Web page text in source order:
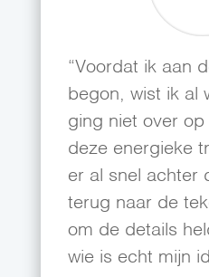
“Voordat ik aan
begon, wist ik al
ging niet over
deze energieke
er al snel achter
terug naar de
om de details
wie is echt mijn